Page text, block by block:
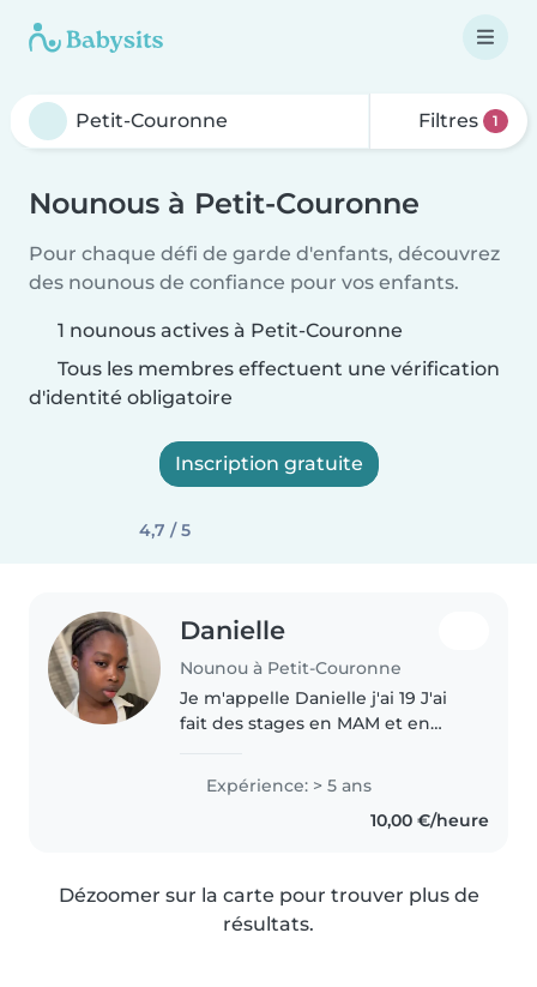
Filtres 1
Nounous à Petit-Couronne
Pour chaque défi de garde d'enfants, découvrez
des nounous de confiance pour vos enfants.
1 nounous actives à Petit-Couronne
Tous les membres effectuent une vérification
d'identité obligatoire
Inscription gratuite
4,7 / 5
Danielle
Nounou à Petit-Couronne
Je m'appelle Danielle j'ai 19 J'ai
fait des stages en MAM et en
habituée à m'occuper des
d'enfants. Je suis sérieuse et
patiente, je ne fume pas. Je
Expérience: > 5 ans
10,00 €/heure
Dézoomer sur la carte pour trouver plus de
résultats.